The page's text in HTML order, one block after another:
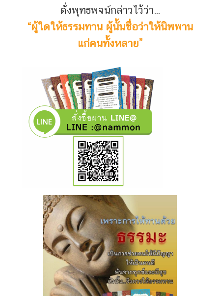
ดั่งพุทธพจน์กล่าวไว้ว่า…
“ผู้ใดให้ธรรมทาน ผู้นั้นชื่อว่าให้นิพพาน
แก่คนทั้งหลาย”